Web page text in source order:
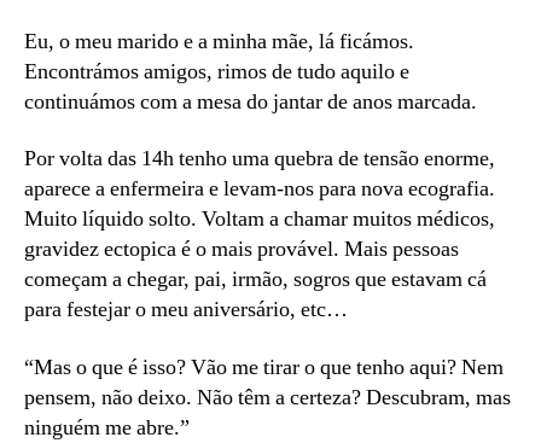
Eu, o meu marido e a minha mãe, lá ficámos.
Encontrámos amigos, rimos de tudo aquilo e
continuámos com a mesa do jantar de anos marcada.
Por volta das 14h tenho uma quebra de tensão enorme,
aparece a enfermeira e levam-nos para nova ecografia.
Muito líquido solto. Voltam a chamar muitos médicos,
gravidez ectopica é o mais provável. Mais pessoas
começam a chegar, pai, irmão, sogros que estavam cá
para festejar o meu aniversário, etc…
“Mas o que é isso? Vão me tirar o que tenho aqui? Nem
pensem, não deixo. Não têm a certeza? Descubram, mas
ninguém me abre.”